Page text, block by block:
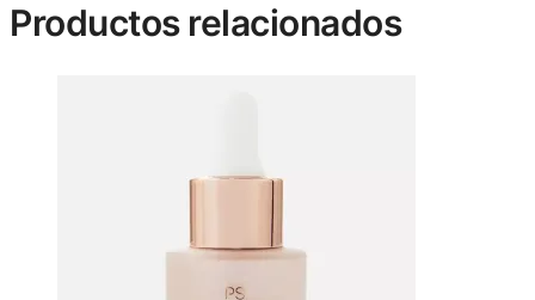
Productos relacionados